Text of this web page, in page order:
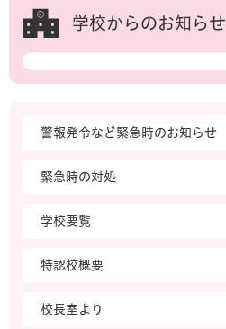
学校からのお知らせ
警報発令など緊急時のお知らせ
緊急時の対処
学校要覧
特認校概要
校長室より